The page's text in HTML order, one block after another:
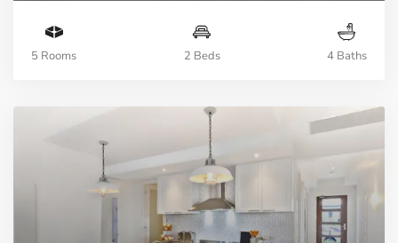
5 Rooms 2 Beds 4 Baths